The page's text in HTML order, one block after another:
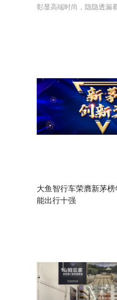
彰显高端时尚，隐隐透漏
大鱼智行车荣膺新茅
能出行十强